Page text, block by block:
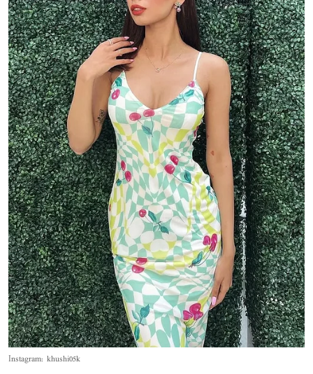
Instagram: khushi05k